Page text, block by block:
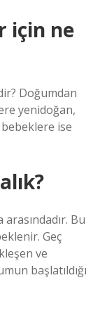
için ne
Doğumdan
yenidoğan,
ise
Bu
Geç
ve
başlatıldığı